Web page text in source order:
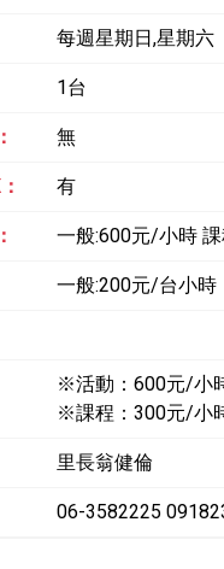
每週星期日,星期六
1台
無
有
一般:600元/小時
一般:200元/台小時
※活動：600元/小
※課程：300元/小
里長翁健倫
06-3582225